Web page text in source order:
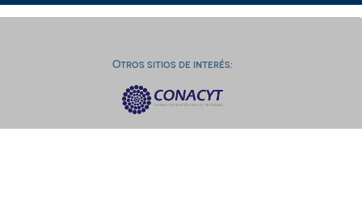
Otros sitios de interés: